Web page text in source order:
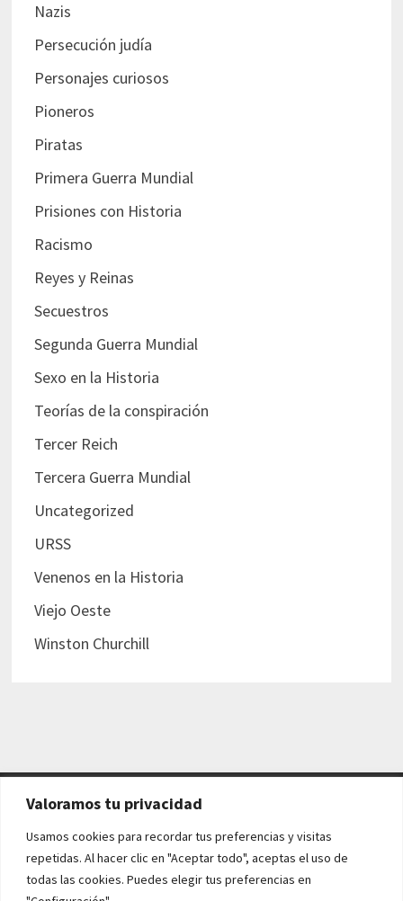
Valoramos tu privacidad
Usamos cookies para recordar tus preferencias y visitas
repetidas. Al hacer clic en "Aceptar todo", aceptas el uso de
todas las cookies. Puedes elegir tus preferencias en
Nazis
Persecución judía
Personajes curiosos
Pioneros
Piratas
Primera Guerra Mundial
Prisiones con Historia
Racismo
Reyes y Reinas
Secuestros
Segunda Guerra Mundial
Sexo en la Historia
Teorías de la conspiración
Tercer Reich
Tercera Guerra Mundial
Uncategorized
URSS
Venenos en la Historia
Viejo Oeste
Winston Churchill
AVISO LEGAL Y POLÍTICAS
Aviso legal